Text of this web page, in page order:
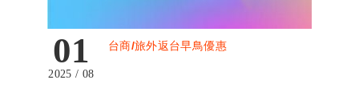
01
2025 / 08
台商/旅外返台早鳥優惠